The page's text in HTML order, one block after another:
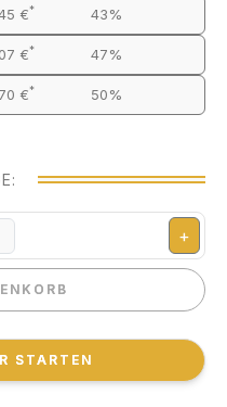
€* 43%
€* 47%
€* 50%
+
STARTEN
STARTEN